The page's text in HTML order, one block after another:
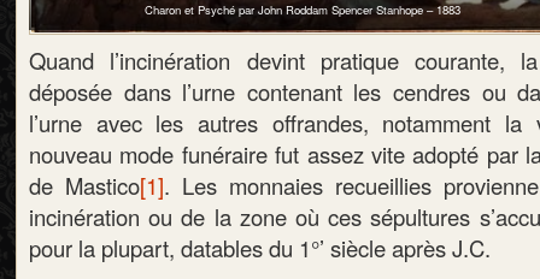
Charon et Psyché par John Roddam Spencer Stanhope – 1883
Quand l’incinération devint pratique courante,
déposée dans l’urne contenant les cendres ou
l’urne avec les autres offrandes, notamment la
nouveau mode funéraire fut assez vite adopté par
de Mastico[1]. Les monnaies recueillies
incinération ou de la zone où ces sépultures
pour la plupart, datables du 1°’ siècle après J.C.